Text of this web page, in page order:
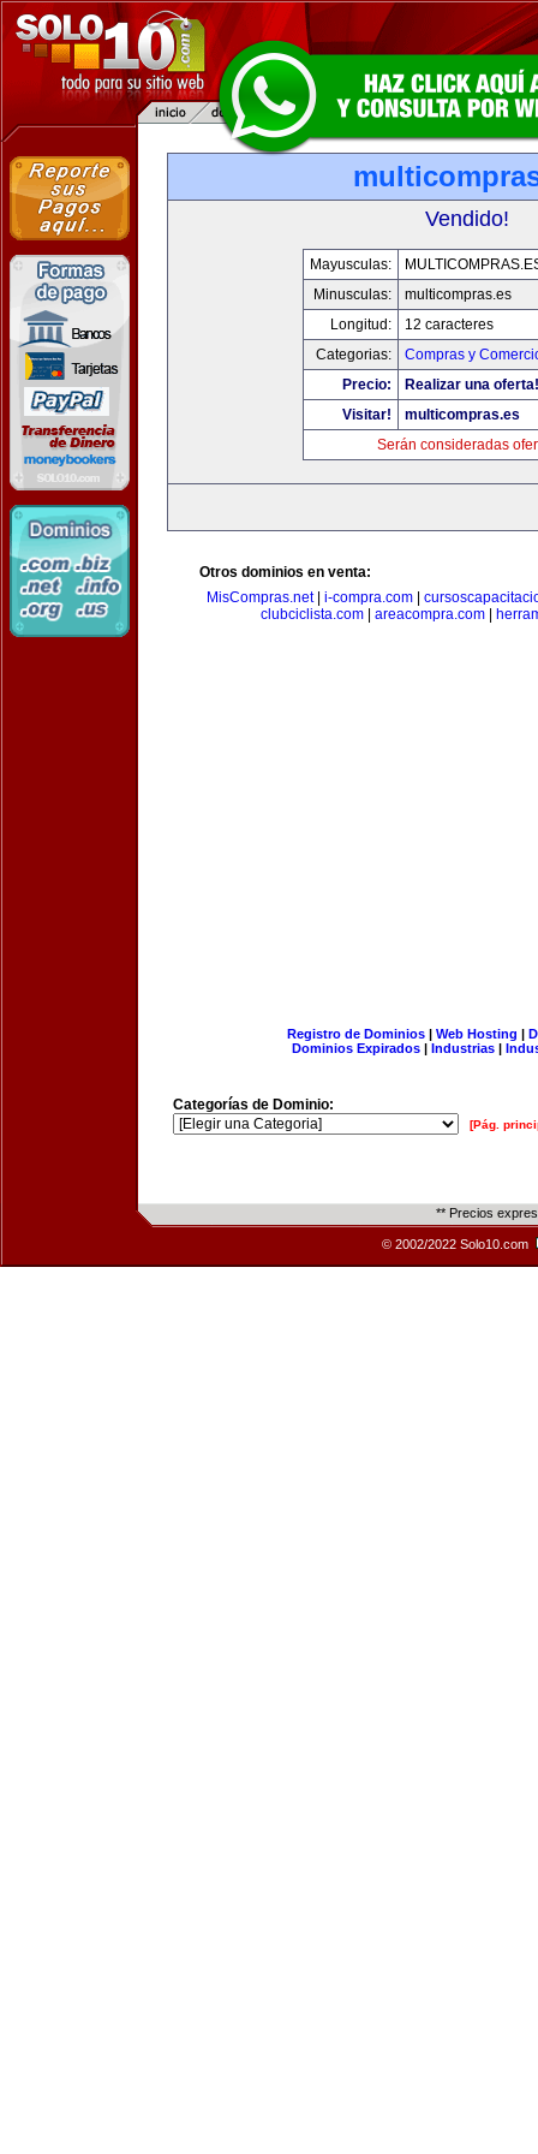
Vendido!
Mayusculas:
Minusculas:
multicompras.es
Longitud:
12 caracteres
Categorias:
Compras y
Precio:
Realizar una oferta!
Visitar!
multicompras.es
Serán consideradas
Otros dominios en venta:
MisCompras.net| i-compra.com|
clubciclista.com
areacompra.com
Registro de Dominios| Web Hosting |
Dominios Expirados | Industrias |
Categorías de Dominio:
[Pág.
** Precios
© 2002/2022 Solo10.com